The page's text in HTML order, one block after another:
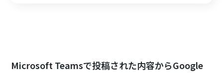
Microsoft Teamsで投稿された内容からGoogle